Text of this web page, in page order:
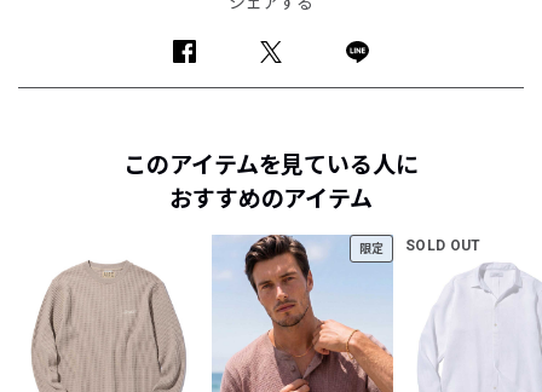
このアイテムを見ている人に
おすすめのアイテム
限定 SOLD OUT